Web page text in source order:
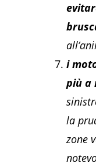
i
più a
la
zone